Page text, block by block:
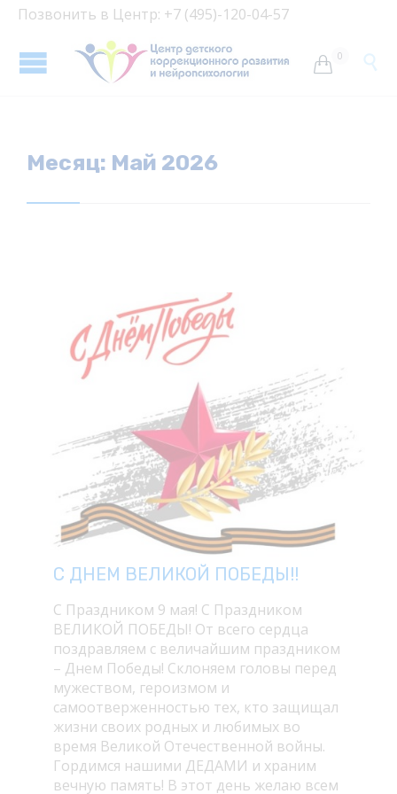
Позвонить в Центр: +7 (495)-120-04-57
 0 
Месяц: Май 2026
С ДНЕМ ВЕЛИКОЙ ПОБЕДЫ!!
С Праздником 9 мая! С Праздником
ВЕЛИКОЙ ПОБЕДЫ! От всего сердца
поздравляем с величайшим праздником
– Днем Победы! Склоняем головы перед
мужеством, героизмом и
самоотверженностью тех, кто защищал
жизни своих родных и любимых во
время Великой Отечественной войны.
Гордимся нашими ДЕДАМИ и храним
вечную память! В этот день желаю всем